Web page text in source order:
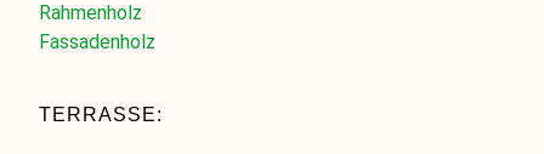
Rahmenholz
Fassadenholz
TERRASSE: